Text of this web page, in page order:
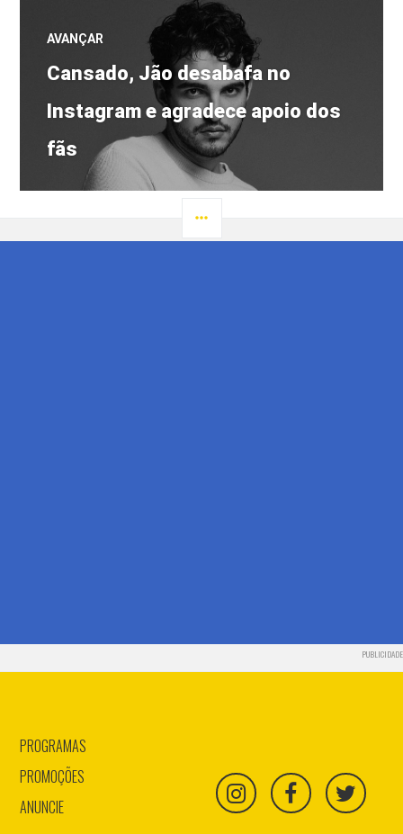
AVANÇAR
Próximo
post:
Cansado, Jão desabafa no
Instagram e agradece apoio dos
fãs
PUBLICIDADE
PROGRAMAS
PROMOÇÕES
ANUNCIE